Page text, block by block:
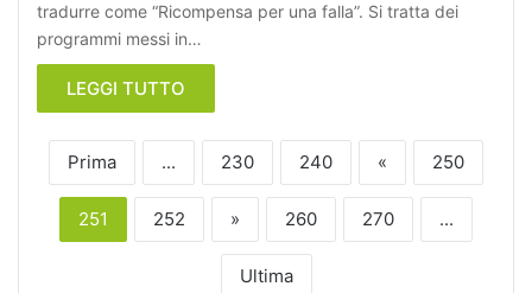
tradurre come “Ricompensa per una falla”. Si tratta dei
programmi messi in…
LEGGI TUTTO
Prima ... 230 240 « 250
251 252 » 260 270 ...
Ultima